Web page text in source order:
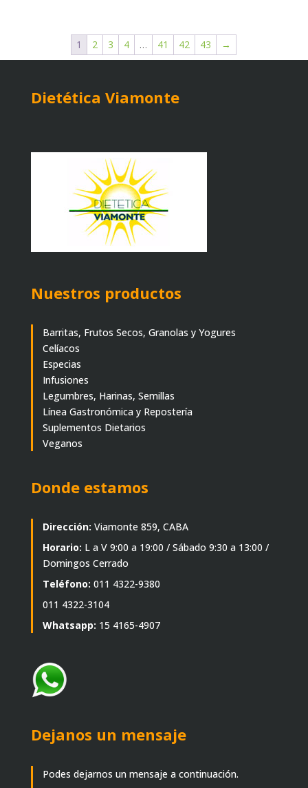
1 2 3 4 … 41 42 43 →
Dietética Viamonte
Nuestros productos
Barritas, Frutos Secos, Granolas y Yogures
Celíacos
Especias
Infusiones
Legumbres, Harinas, Semillas
Línea Gastronómica y Repostería
Suplementos Dietarios
Veganos
Donde estamos
Dirección: Viamonte 859, CABA
Horario: L a V 9:00 a 19:00 / Sábado 9:30 a 13:00 /
Domingos Cerrado
Teléfono: 011 4322-9380
011 4322-3104
Whatsapp: 15 4165-4907
Dejanos un mensaje
Podes dejarnos un mensaje a continuación.